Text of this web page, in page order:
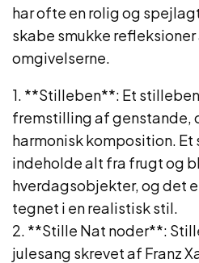
har ofte en rolig og
skabe smukke
omgivelserne.
1. **Stilleben**: Et
fremstilling af genstande,
harmonisk komposition.
indeholde alt fra frugt og
hverdagsobjekter, og det
tegnet i en realistisk stil.
2. **Stille Nat noder**:
julesang skrevet af Franz